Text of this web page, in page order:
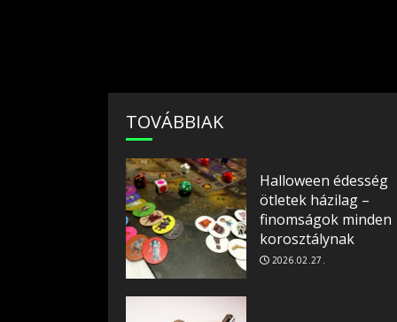
TOVÁBBIAK
Halloween édesség
ötletek házilag –
finomságok minden
korosztálynak
2026.02.27.